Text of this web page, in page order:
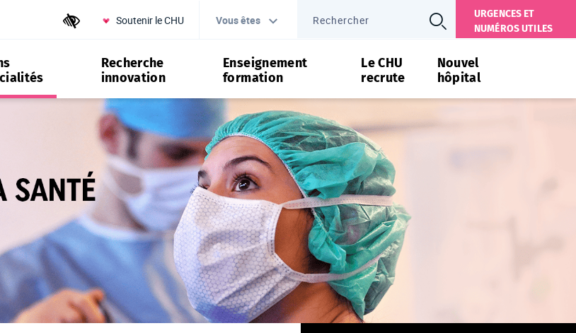
Outils d'accessibilité
Soutenir le CHU Vous êtes
URGENCES ET
NUMÉROS UTILES
Recherche
innovation
Enseignement
formation
Le CHU
recrute
Nouvel
hôpital